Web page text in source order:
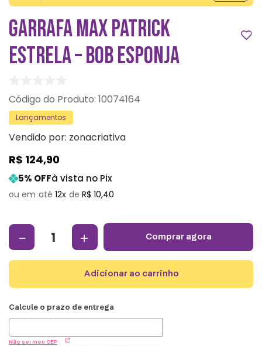
GARRAFA MAX PATRICK
ESTRELA – BOB ESPONJA
: 10074164
Lançamentos
Vendido por: zonacriativa
R$ 124,90
5% OFFà vista no Pix
12 R$ 10,40
＋
－ comprar agora
adicionar ao carrinho
Não sei meu CEP